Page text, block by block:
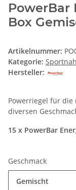
PowerBar
Box
Artikelnummer:
Kategorie:
Hersteller:
Powerriegel für
diversen
15 x PowerBar
Geschmack
Gemischt